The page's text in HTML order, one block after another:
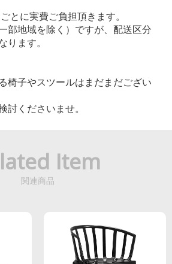
とに実費ご負担頂きます。
部地域を除く）ですが、配送区分
ます。
椅子やスツールはまだまだござい
くださいませ。
Item
関連商品